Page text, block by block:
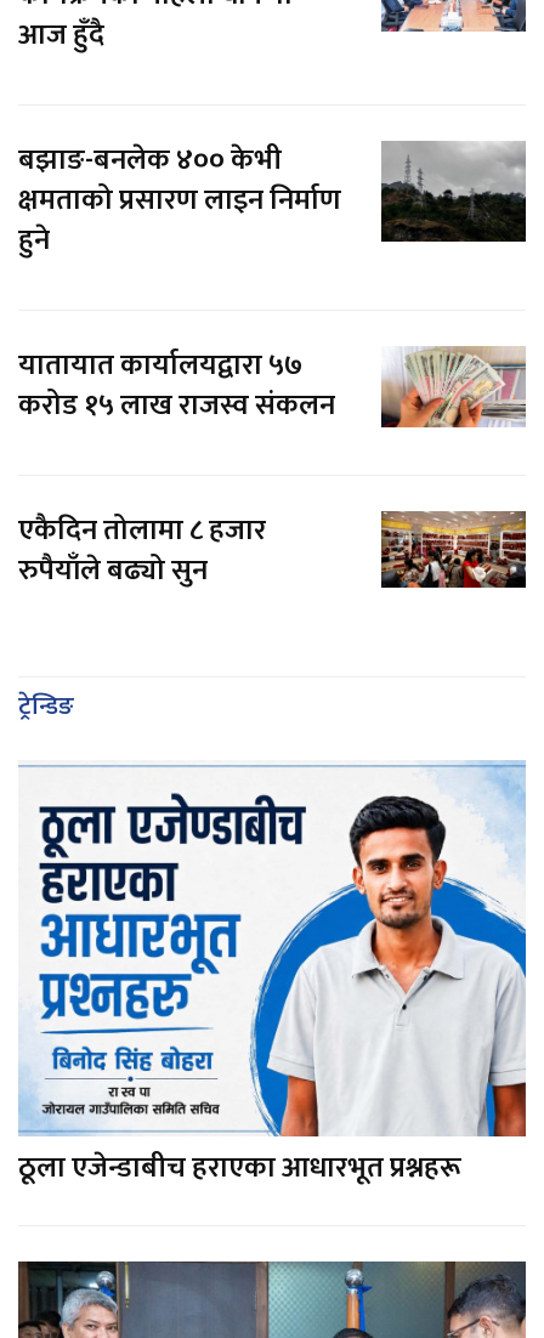
आज हुँदै
बझाङ-बनलेक ४०० केभी
क्षमताको प्रसारण लाइन निर्माण
हुने
यातायात कार्यालयद्वारा ५७
करोड १५ लाख राजस्व संकलन
एकैदिन तोलामा ८ हजार
रुपैयाँले बढ्यो सुन
ट्रेन्डिङ
ठूला एजेन्डाबीच हराएका आधारभूत प्रश्नहरू